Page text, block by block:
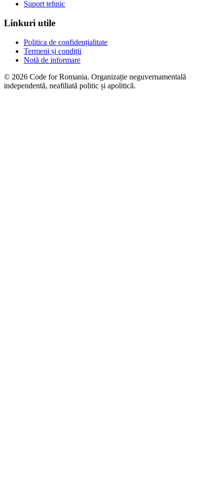
Suport tehnic
Linkuri utile
Politica de confidențialitate
Termeni și condiții
Notă de informare
© 2026 Code for Romania. Organizație neguvernamentală
independentă, neafiliată politic și apolitică.